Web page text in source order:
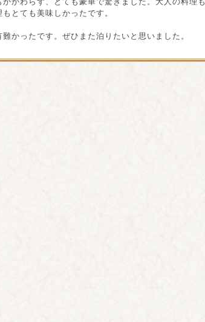
とても美味しかったです。
かったです。ぜひまた泊りたいと思いました。